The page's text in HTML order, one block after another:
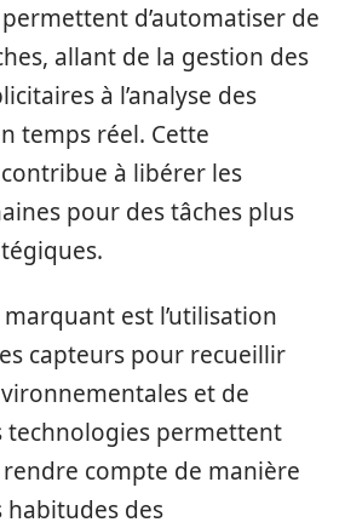
d’automatiser de
allant de la gestion des
à l’analyse des
temps réel. Cette
à libérer les
pour des tâches plus
est l’utilisation
capteurs pour recueillir
et de
technologies permettent
compte de manière
habitudes des